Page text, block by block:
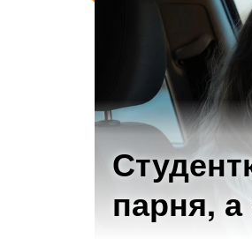
парня,